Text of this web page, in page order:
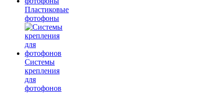
Пластиковые
фотофоны
Системы
крепления
для
фотофонов